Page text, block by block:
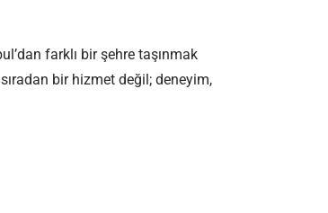
farklı bir şehre taşınmak
sıradan bir hizmet değil; deneyim,